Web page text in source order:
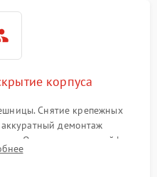
корпуса
Снятие крепежных
демонтаж
Отсоединение шлейфов
к силовым платам, катушкам